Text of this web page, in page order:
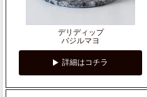
デリディップ
バジルマヨ
詳細はコチラ